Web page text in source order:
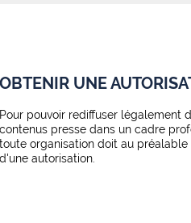
OBTENIR UNE
Pour pouvoir rediffuser légalement
contenus presse dans un cadre
toute organisation doit au préalable
d'une autorisation.